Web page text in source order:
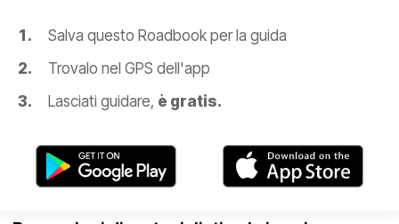
Salva questo Roadbook per la guida
Trovalo nel GPS dell'app
Lasciati guidare, è gratis.